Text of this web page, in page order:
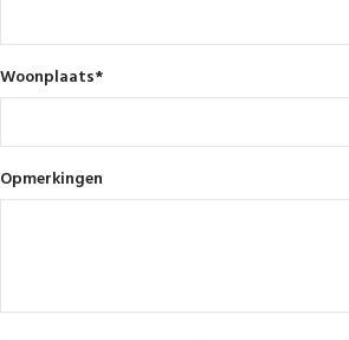
Woonplaats*
Opmerkingen